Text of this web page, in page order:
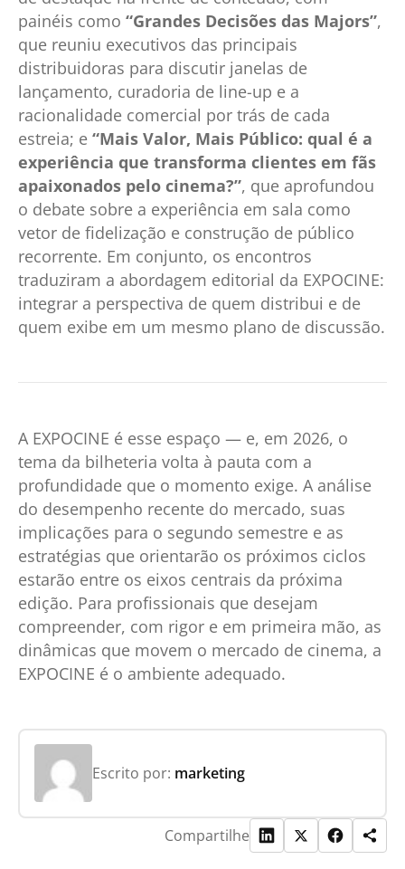
painéis como “Grandes Decisões das Majors”,
que reuniu executivos das principais
distribuidoras para discutir janelas de
lançamento, curadoria de line-up e a
racionalidade comercial por trás de cada
estreia; e “Mais Valor, Mais Público: qual é a
experiência que transforma clientes em fãs
apaixonados pelo cinema?”, que aprofundou
o debate sobre a experiência em sala como
vetor de fidelização e construção de público
recorrente. Em conjunto, os encontros
traduziram a abordagem editorial da EXPOCINE:
integrar a perspectiva de quem distribui e de
quem exibe em um mesmo plano de discussão.
A EXPOCINE é esse espaço — e, em 2026, o
tema da bilheteria volta à pauta com a
profundidade que o momento exige. A análise
do desempenho recente do mercado, suas
implicações para o segundo semestre e as
estratégias que orientarão os próximos ciclos
estarão entre os eixos centrais da próxima
edição. Para profissionais que desejam
compreender, com rigor e em primeira mão, as
dinâmicas que movem o mercado de cinema, a
EXPOCINE é o ambiente adequado.
Escrito por: marketing
Compartilhe